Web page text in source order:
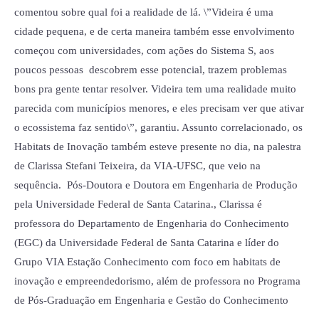
comentou sobre qual foi a realidade de lá. \”Videira é uma
cidade pequena, e de certa maneira também esse envolvimento
começou com universidades, com ações do Sistema S, aos
poucos pessoas descobrem esse potencial, trazem problemas
bons pra gente tentar resolver. Videira tem uma realidade muito
parecida com municípios menores, e eles precisam ver que ativar
o ecossistema faz sentido\”, garantiu. Assunto correlacionado, os
Habitats de Inovação também esteve presente no dia, na palestra
de Clarissa Stefani Teixeira, da VIA-UFSC, que veio na
sequência. Pós-Doutora e Doutora em Engenharia de Produção
pela Universidade Federal de Santa Catarina., Clarissa é
professora do Departamento de Engenharia do Conhecimento
(EGC) da Universidade Federal de Santa Catarina e líder do
Grupo VIA Estação Conhecimento com foco em habitats de
inovação e empreendedorismo, além de professora no Programa
de Pós-Graduação em Engenharia e Gestão do Conhecimento